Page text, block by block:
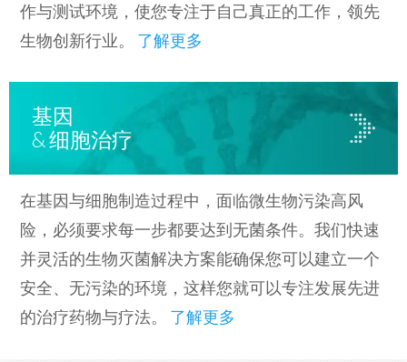
作与测试环境，使您专注于自己真正的工作，领先
生物创新行业。 了解更多
基因
& 细胞治疗
在基因与细胞制造过程中，面临微生物污染高风
险，必须要求每一步都要达到无菌条件。我们快速
并灵活的生物灭菌解决方案能确保您可以建立一个
安全、无污染的环境，这样您就可以专注发展先进
的治疗药物与疗法。 了解更多